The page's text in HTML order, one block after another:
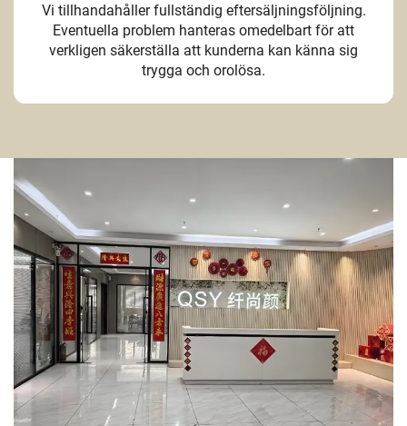
Vi tillhandahåller fullständig eftersäljningsföljning.
Eventuella problem hanteras omedelbart för att
verkligen säkerställa att kunderna kan känna sig
trygga och orolösa.